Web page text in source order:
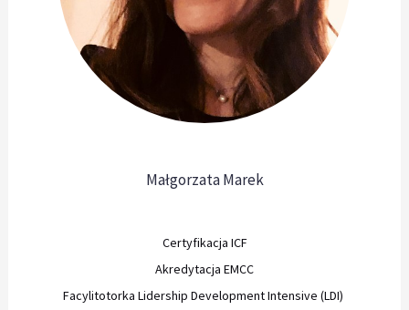
Małgorzata Marek
Certyfikacja ICF
Akredytacja EMCC
Facylitotorka Lidership Development Intensive (LDI)